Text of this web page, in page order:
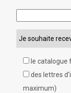
Veuillez laisser
Je souhaite
le catalogue
des lettres
maximum)